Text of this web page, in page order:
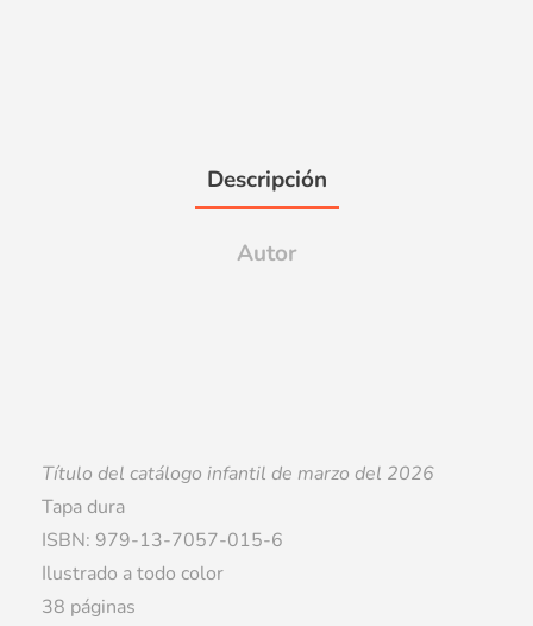
Descripción
Autor
Título del catálogo infantil de marzo del 2026
Tapa dura
ISBN: 979-13-7057-015-6
Ilustrado a todo color
38 páginas